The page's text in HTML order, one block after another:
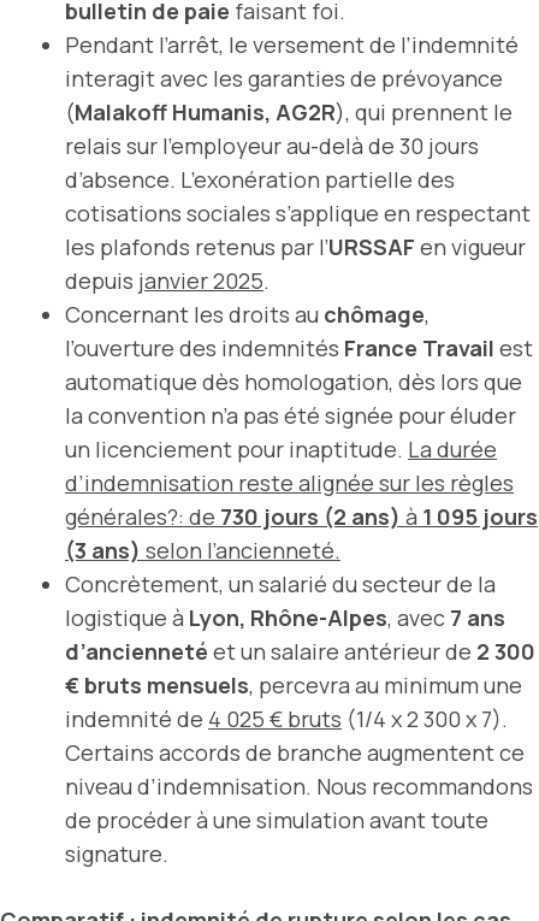
bulletin de paie faisant foi.
Pendant l’arrêt, le versement de l’indemnité
interagit avec les garanties de prévoyance
(Malakoff Humanis, AG2R), qui prennent le
relais sur l’employeur au-delà de 30 jours
d’absence. L’exonération partielle des
cotisations sociales s’applique en respectant
les plafonds retenus par l’URSSAF en vigueur
depuis janvier 2025.
Concernant les droits au chômage,
l’ouverture des indemnités France Travail est
automatique dès homologation, dès lors que
la convention n’a pas été signée pour éluder
un licenciement pour inaptitude. La durée
d’indemnisation reste alignée sur les règles
générales?: de 730 jours (2 ans) à 1 095 jours
(3 ans) selon l’ancienneté.
Concrètement, un salarié du secteur de la
logistique à Lyon, Rhône-Alpes, avec 7 ans
d’ancienneté et un salaire antérieur de 2 300
€ bruts mensuels, percevra au minimum une
indemnité de 4 025 € bruts (1/4 x 2 300 x 7).
Certains accords de branche augmentent ce
niveau d’indemnisation. Nous recommandons
de procéder à une simulation avant toute
signature.